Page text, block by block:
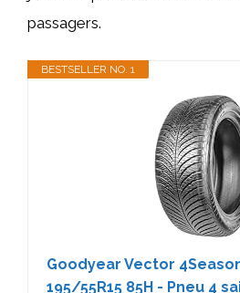
passagers.
BESTSELLER NO. 1
Goodyear Vector
195/55R15 85H - Pneu 4